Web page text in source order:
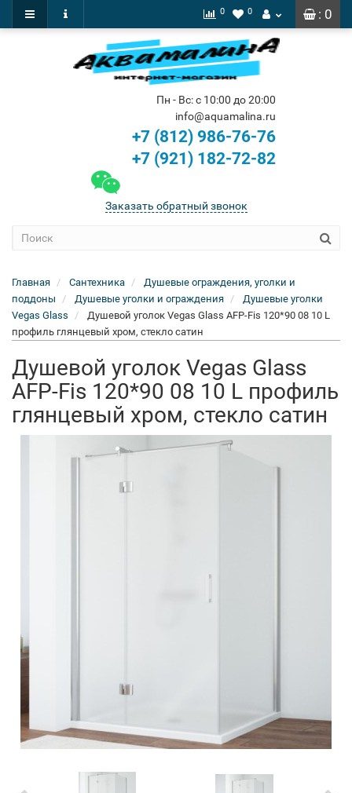
: 0
0 0
Пн - Вс: с 10:00 до 20:00
info@aquamalina.ru
+7 (812) 986-76-76
+7 (921) 182-72-82
Заказать обратный звонок
Главная Сантехника
Душевые ограждения, уголки и
поддоны
Душевые уголки и ограждения
Душевые уголки
Vegas Glass
Душевой уголок Vegas Glass AFP-Fis 120*90 08 10 L
профиль глянцевый хром, стекло сатин
Душевой уголок Vegas Glass
AFP-Fis 120*90 08 10 L профиль
глянцевый хром, стекло сатин